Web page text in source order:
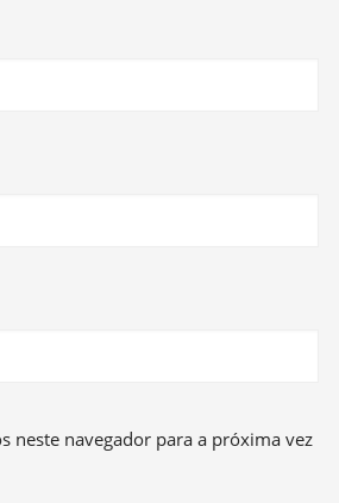
neste navegador para a próxima vez